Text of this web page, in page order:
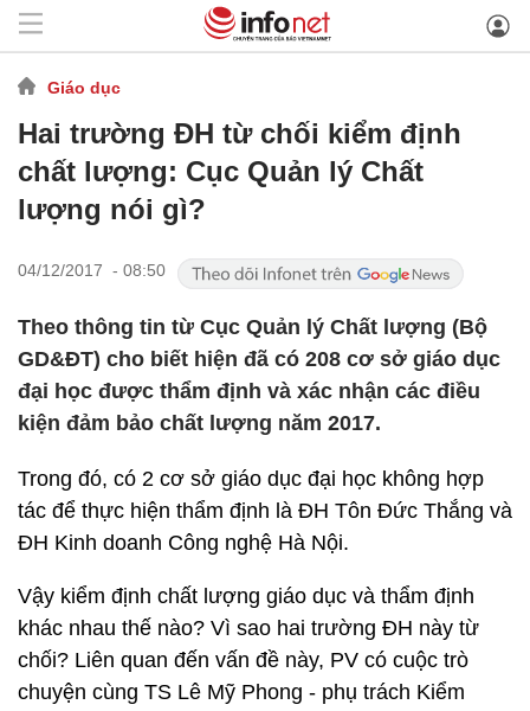
Giáo dục
Hai trường ĐH từ chối kiểm định
chất lượng: Cục Quản lý Chất
lượng nói gì?
04/12/2017 - 08:50
Theo thông tin từ Cục Quản lý Chất lượng (Bộ
GD&ĐT) cho biết hiện đã có 208 cơ sở giáo dục
đại học được thẩm định và xác nhận các điều
kiện đảm bảo chất lượng năm 2017.
Trong đó, có 2 cơ sở giáo dục đại học không hợp
tác để thực hiện thẩm định là ĐH Tôn Đức Thắng và
ĐH Kinh doanh Công nghệ Hà Nội.
Vậy kiểm định chất lượng giáo dục và thẩm định
khác nhau thế nào? Vì sao hai trường ĐH này từ
chối? Liên quan đến vấn đề này, PV có cuộc trò
chuyện cùng TS Lê Mỹ Phong - phụ trách Kiểm